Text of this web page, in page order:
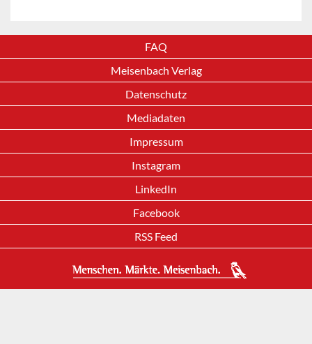
FAQ
Meisenbach Verlag
Datenschutz
Mediadaten
Impressum
Instagram
LinkedIn
Facebook
RSS Feed